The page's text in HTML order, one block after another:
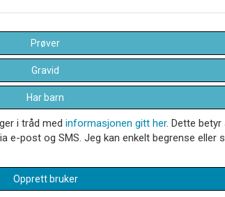
Prøver
Gravid
Har barn
i tråd med informasjonen gitt her. Dette
e-post og SMS. Jeg kan enkelt begrense eller
Opprett bruker